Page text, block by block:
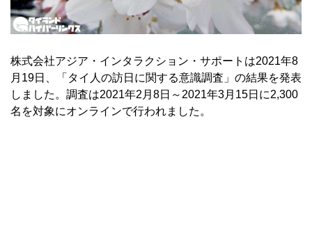
株式会社アジア・インタラクション・サポートは2021年8
月19日、「タイ人の訪日に関する意識調査」の結果を発表
しました。調査は2021年2月8日～2021年3月15日に2,300
名を対象にオンラインで行われました。